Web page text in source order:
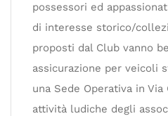
possessori ed
di interesse storico/
proposti dal Club vanno
assicurazione per veicoli
una Sede Operativa in Via
attività ludiche degli